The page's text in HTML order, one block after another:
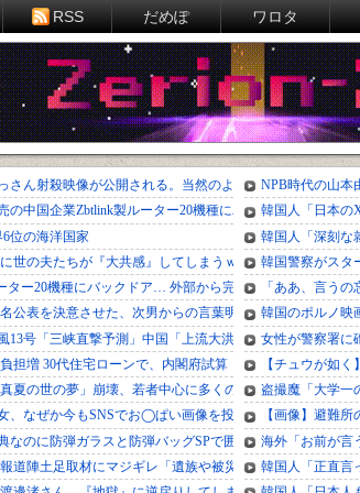
RSS だめぽ ワロタ